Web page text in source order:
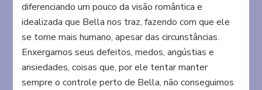
diferenciando um pouco da visão romântica e
idealizada que Bella nos traz, fazendo com que ele
se torne mais humano, apesar das circunstâncias.
Enxergamos seus defeitos, medos, angústias e
ansiedades, coisas que, por ele tentar manter
sempre o controle perto de Bella, não conseguimos